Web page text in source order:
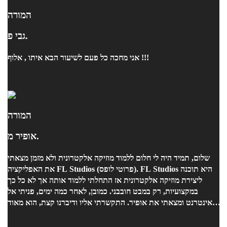
המורה
גבי פ.
אני מחכה כל פעם לשיעור הבא איתו , אלוף !!!
המורה
אופיר מ.
שלום, תמיד היה לי חלום ללמוד מוזיקה אלקטרונית ולא מזמן מצאתי
את האפליקציה FL Studios (פרוטי לופס). FL Studios היא תוכנה
ליצירת מוזיקה אלקטרונית אז התחלתי ללמוד אותה אך לא כל כך
במקצועיות, רק במבט חובבני. כמובן, לאחר כמה ימים, פניתי אל
האינטרנט ומצאתי את אופיר. התקשרתי אליו ודיברנו קצת, הוא מאוד